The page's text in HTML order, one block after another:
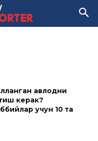
авлодни
керак?
учун 10 та